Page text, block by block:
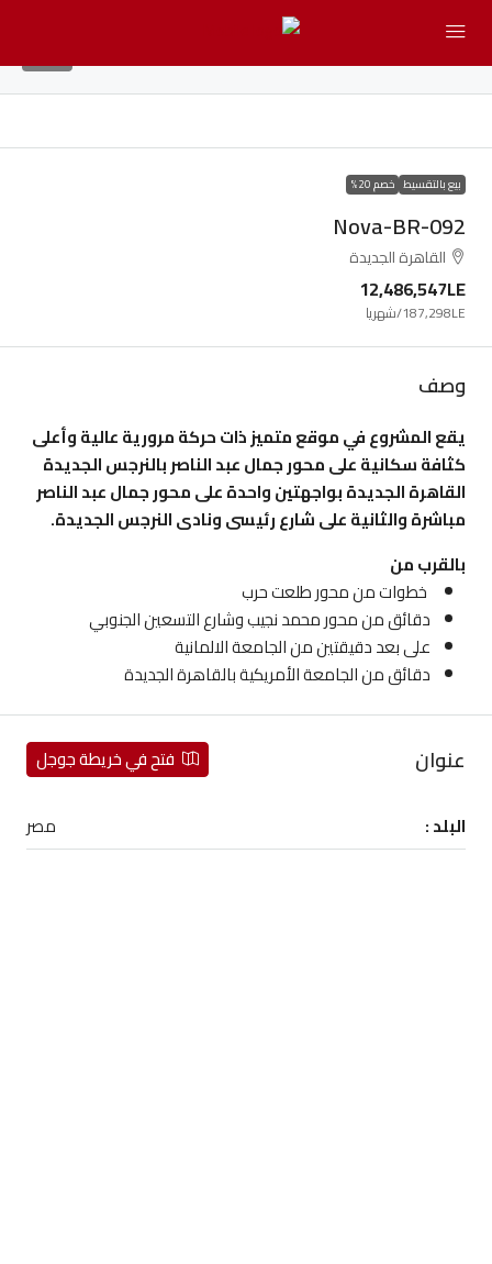
بيع بالتقسيط خصم 20%
Nova-BR-092
القاهرة الجديدة
12,486,547LE
187,298LE/شهريا
وصف
يقع المشروع في موقع متميز ذات حركة مرورية عالية وأعلى
كثافة سكانية على محور جمال عبد الناصر بالنرجس الجديدة
القاهرة الجديدة بواجهتين واحدة على محور جمال عبد الناصر
مباشرة والثانية على شارع رئيسى ونادى النرجس الجديدة.
بالقرب من
خطوات من محور طلعت حرب
دقائق من محور محمد نجيب وشارع التسعين الجنوبي
على بعد دقيقتين من الجامعة الالمانية
دقائق من الجامعة الأمريكية بالقاهرة الجديدة
عنوان فتح في خريطة جوجل
البلد : مصر